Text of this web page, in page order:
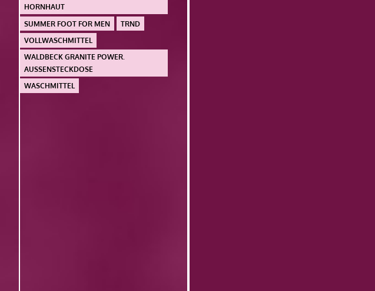
HORNHAUT
SUMMER FOOT FOR MEN
TRND
VOLLWASCHMITTEL
WALDBECK GRANITE POWER.
AUSSENSTECKDOSE
WASCHMITTEL